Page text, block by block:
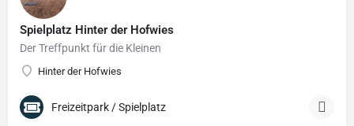
Spielplatz Hinter der Hofwies
Der Treffpunkt für die Kleinen
Hinter der Hofwies
Freizeitpark / Spielplatz